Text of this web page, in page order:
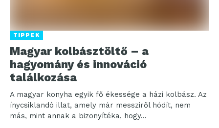
TIPPEK
Magyar kolbásztöltő – a
hagyomány és innováció
találkozása
A magyar konyha egyik fő ékessége a házi kolbász. Az
ínycsiklandó illat, amely már messziről hódít, nem
más, mint annak a bizonyítéka, hogy...